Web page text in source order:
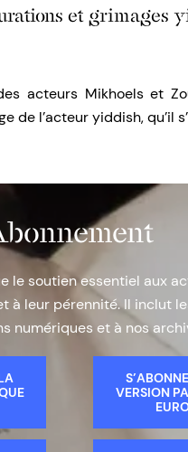
et grimages
acteurs Mikhoels et
de l’acteur yiddish, qu’il
le soutien essentiel aux
à leur pérennité. Il inclut
numériques et à nos
VERSION